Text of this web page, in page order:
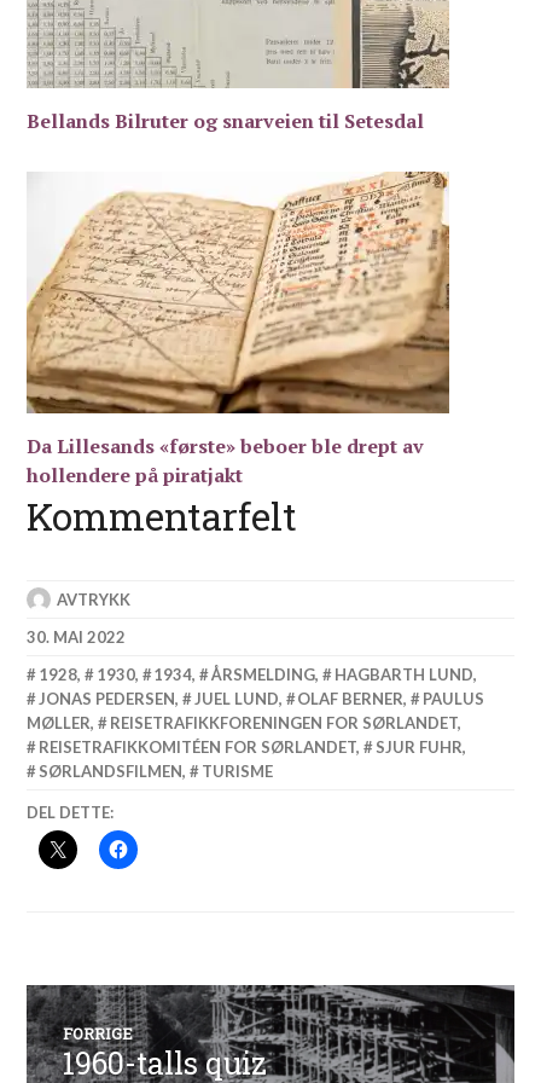
Bellands Bilruter og snarveien til Setesdal
Da Lillesands «første» beboer ble drept av
hollendere på piratjakt
Kommentarfelt
AVTRYKK
30. MAI 2022
1928, 1930, 1934, ÅRSMELDING, HAGBARTH LUND,
JONAS PEDERSEN, JUEL LUND, OLAF BERNER,
PAULUS
MØLLER, REISETRAFIKKFORENINGEN FOR SØRLANDET,
REISETRAFIKKOMITÉEN FOR SØRLANDET, SJUR FUHR,
SØRLANDSFILMEN, TURISME
DEL DETTE:
Innleggsnavigasjon
FORRIGE
Forrige
1960-talls quiz